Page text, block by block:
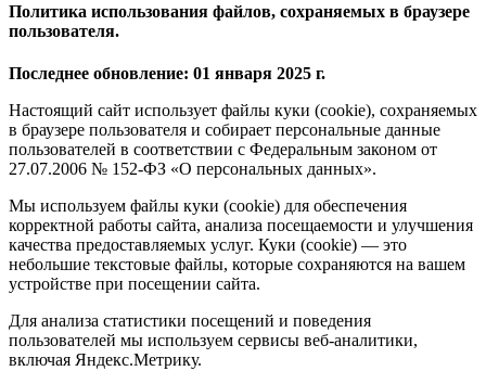
Политика использования файлов, сохраняемых в браузере
пользователя.
Последнее обновление: 01 января 2025 г.
Настоящий сайт использует файлы куки (cookie), сохраняемых
в браузере пользователя и собирает персональные данные
пользователей в соответствии с Федеральным законом от
27.07.2006 № 152-ФЗ «О персональных данных».
Мы используем файлы куки (cookie) для обеспечения
корректной работы сайта, анализа посещаемости и улучшения
качества предоставляемых услуг. Куки (cookie) — это
небольшие текстовые файлы, которые сохраняются на вашем
устройстве при посещении сайта.
Для анализа статистики посещений и поведения
пользователей мы используем сервисы веб-аналитики,
включая Яндекс.Метрику.